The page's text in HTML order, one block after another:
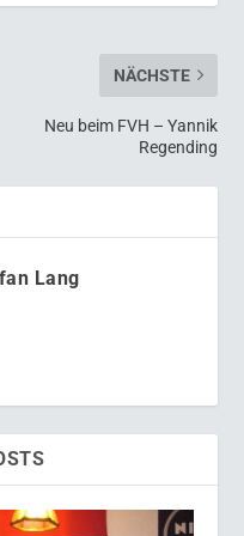
NÄCHSTE
Neu beim FVH – Yannik
Regending
Lang